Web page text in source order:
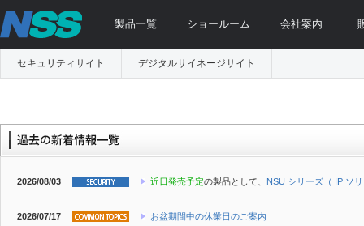
製品一覧 ショールーム 会社案内
セキュリティサイト デジタルサイネージサイト
2026/08/03 近日発売予定の製品として、 NSU シリーズ（ IP ソ
2026/07/17 お盆期間中の休業日のご案内